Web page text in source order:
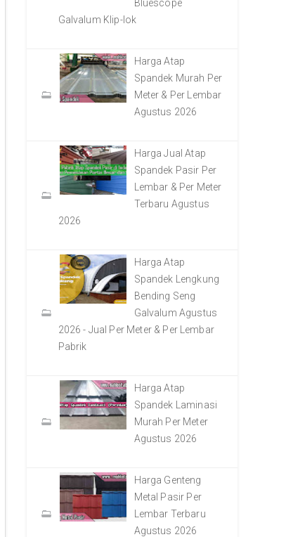
Bluescope
Galvalum Klip-lok
Harga Atap
Spandek Murah Per
Meter & Per Lembar
Agustus 2026
Harga Jual Atap
Spandek Pasir Per
Lembar & Per Meter
Terbaru Agustus
2026
Harga Atap
Spandek Lengkung
Bending Seng
Galvalum Agustus
2026 - Jual Per Meter & Per Lembar
Pabrik
Harga Atap
Spandek Laminasi
Murah Per Meter
Agustus 2026
Harga Genteng
Metal Pasir Per
Lembar Terbaru
Agustus 2026